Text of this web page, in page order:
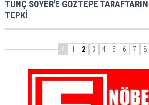
TUNÇ SOYER'E GÖZTEPE
TEPKİ
1 2 3 4 5 6 7 8